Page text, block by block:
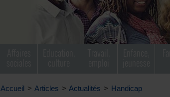
Accueil > Articles > Actualités > Handicap